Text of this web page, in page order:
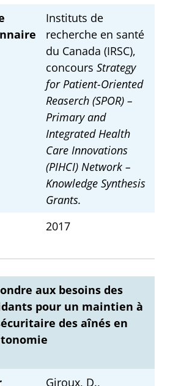
Instituts de
recherche en santé
du Canada (IRSC),
concours Strategy
for Patient-Oriented
Reaserch (SPOR) –
Primary and
Integrated Health
Care Innovations
(PIHCI) Network –
Knowledge Synthesis
Grants.
2017
aux besoins des
pour un maintien à
des aînés en
Giroux, D.,